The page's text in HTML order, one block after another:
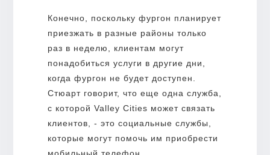
Конечно, поскольку фургон планирует
приезжать в разные районы только
раз в неделю, клиентам могут
понадобиться услуги в другие дни,
когда фургон не будет доступен.
Стюарт говорит, что еще одна служба,
с которой Valley Cities может связать
клиентов, - это социальные службы,
которые могут помочь им приобрести
мобильный телефон.